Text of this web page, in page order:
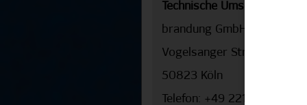
Technische Umsetzung:
brandung GmbH
Vogelsanger Straße 76
50823 Köln
Telefon: +49 221 913920 0